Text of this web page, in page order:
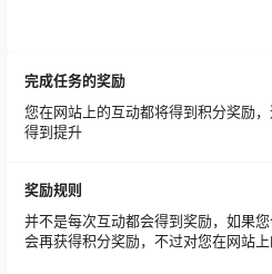
完成任务的奖励
您在网站上的互动都将得到积分奖励
得到提升
奖励规则
并不是每次互动都会得到奖励，如果
会再获得积分奖励，不过对您在网站